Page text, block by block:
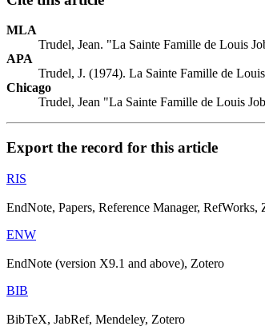
MLA
Trudel, Jean. "La Sainte Famille de Louis
APA
Trudel, J. (1974). La Sainte Famille de
Chicago
Trudel, Jean "La Sainte Famille de Louis
Export the record for this article
RIS
EndNote, Papers, Reference Manager, RefWorks,
ENW
EndNote (version X9.1 and above), Zotero
BIB
BibTeX, JabRef, Mendeley, Zotero